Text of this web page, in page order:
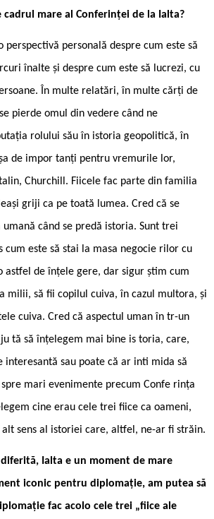
cadrul mare al Conferinței de la Ialta?
perspectivă personală despre cum este să
înalte și despre cum este să lucrezi, cu
În multe relatări, în multe cărți de
pierde omul din vedere când ne
rolului său în istoria geopolitică, în
de impor ­tanți pentru vremurile lor,
Churchill. Fiicele fac parte din familia
griji ca pe toată lumea. Cred că se
când se predă istoria. Sunt trei
cum este să stai la masa negocie ­rilor cu
astfel de înțele ­gere, dar sigur știm cum
­milii, să fii copilul cuiva, în cazul multora, și
cuiva. Cred că aspectul uman în ­tr-un
­tă să înțelegem mai bine is ­toria, care,
sau poate că ar inti mida să
mari evenimente precum Confe ­rința
cine erau cele trei fiice ca oameni,
alt sens al istoriei care, altfel, ne-ar fi străin.
Ialta e un moment de mare
iconic pentru diplomație, am putea să
fac acolo cele trei „fiice ale